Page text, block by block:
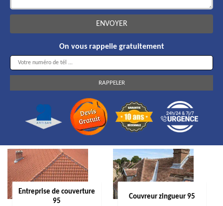
On vous rappelle gratuitement
Entreprise de couverture
95
Couvreur zingueur 95